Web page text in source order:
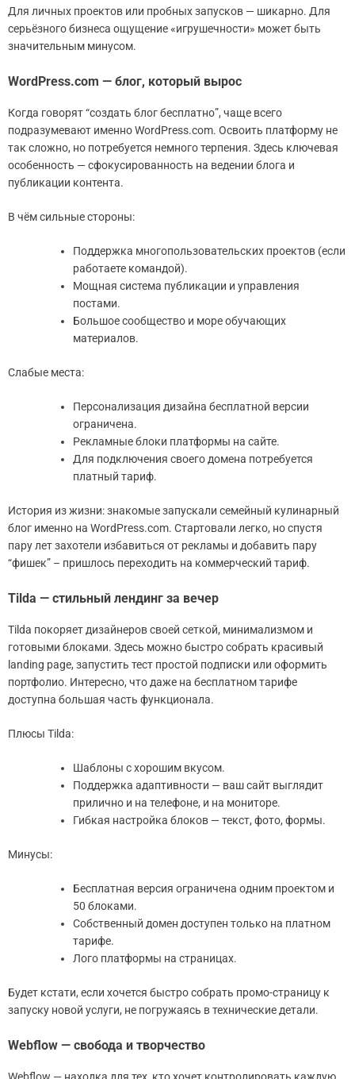
Для личных проектов или пробных запусков — шикарно. Для
серьёзного бизнеса ощущение «игрушечности» может быть
значительным минусом.
WordPress.com — блог, который вырос
Когда говорят “создать блог бесплатно”, чаще всего
подразумевают именно WordPress.com. Освоить платформу не
так сложно, но потребуется немного терпения. Здесь ключевая
особенность — сфокусированность на ведении блога и
публикации контента.
В чём сильные стороны:
Поддержка многопользовательских проектов (если
работаете командой).
Мощная система публикации и управления
постами.
Большое сообщество и море обучающих
материалов.
Слабые места:
Персонализация дизайна бесплатной версии
ограничена.
Рекламные блоки платформы на сайте.
Для подключения своего домена потребуется
платный тариф.
История из жизни: знакомые запускали семейный кулинарный
блог именно на WordPress.com. Стартовали легко, но спустя
пару лет захотели избавиться от рекламы и добавить пару
“фишек” – пришлось переходить на коммерческий тариф.
Tilda — стильный лендинг за вечер
Tilda покоряет дизайнеров своей сеткой, минимализмом и
готовыми блоками. Здесь можно быстро собрать красивый
landing page, запустить тест простой подписки или оформить
портфолио. Интересно, что даже на бесплатном тарифе
доступна большая часть функционала.
Плюсы Tilda:
Шаблоны с хорошим вкусом.
Поддержка адаптивности — ваш сайт выглядит
прилично и на телефоне, и на мониторе.
Гибкая настройка блоков — текст, фото, формы.
Минусы:
Бесплатная версия ограничена одним проектом и
50 блоками.
Собственный домен доступен только на платном
тарифе.
Лого платформы на страницах.
Будет кстати, если хочется быстро собрать промо-страницу к
запуску новой услуги, не погружаясь в технические детали.
Webflow — свобода и творчество